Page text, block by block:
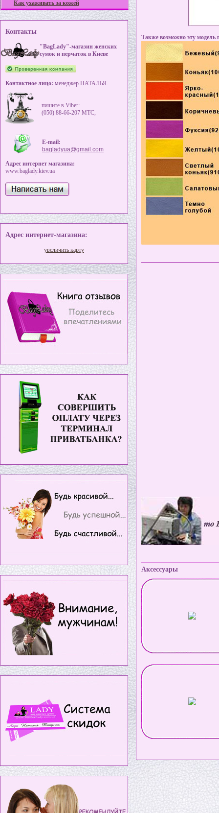
Как ухаживать за кожей
Контакты
"BagLady"-магазин женских
сумок и перчаток в Киеве
Контактное лицо: менеджер НАТАЛЬЯ.
пишите в Viber:
(050) 88-66-207 MTC,
E-mail:
bagladyua@gmail.com
Адрес интернет магазина:
www.baglady.kiev.ua
Адрес интернет-магазина:
увеличить карту
Также возможно эту модель
Аксессуары